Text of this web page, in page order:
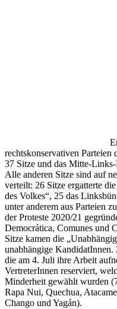
rechtskonservativen
37 Sitze und das Mitte-
Alle anderen Sitze sind auf
verteilt: 26 Sitze ergatterte
des Volkes“, 25 das
unter anderem aus Parteien
der Proteste 2020/21
Democrática, Comunes und
Sitze kamen die
unabhängige
die am 4. Juli ihre Arbeit
VertreterInnen reserviert,
Minderheit gewählt wurden
Rapa Nui, Quechua,
Chango und Yagán).